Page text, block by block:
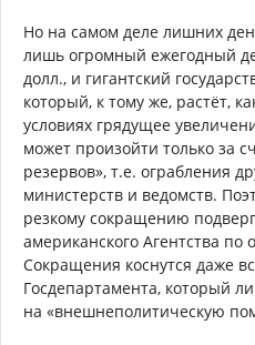
Но на самом деле лишних
лишь огромный ежегодный
долл., и гигантский
который, к тому же, растёт,
условиях грядущее
может произойти только за
резервов», т.е. ограбления
министерств и ведомств.
резкому сокращению
американского Агентства
Сокращения коснутся даже
Госдепартамента, который
на «внешнеполитическую